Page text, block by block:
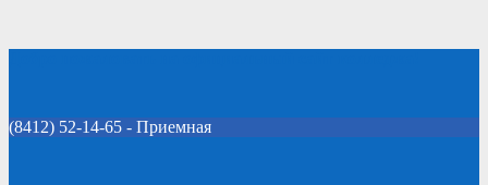
(8412) 52-14-65 - Приемная